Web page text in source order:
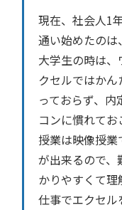
現在、社会人1
通い始めたのは
大学生の時は
クセルではか
っておらず、
コンに慣れてお
授業は映像授
が出来るので
かりやすくて理
仕事でエクセル